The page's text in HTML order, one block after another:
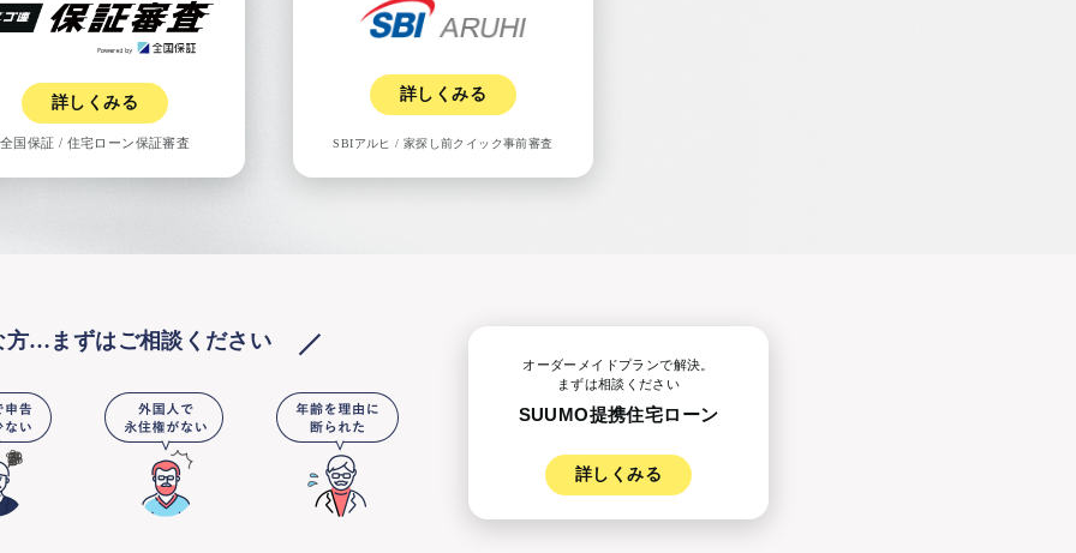
詳しくみる
全国保証 / 住宅ローン保証審査
詳しくみる
SBIアルヒ / 家探し前クイック事前審査
方… まずはご相談ください
オーダーメイドプランで解決。
まずは相談ください
SUUMO提携住宅ローン
詳しくみる